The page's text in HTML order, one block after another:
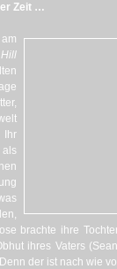
Zeit …
brachte ihre
ihres Vaters
der ist nach wie